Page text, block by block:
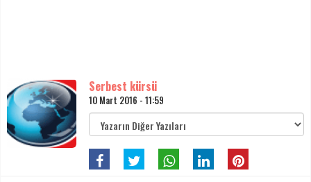
Serbest kürsü
10 Mart 2016 - 11:59